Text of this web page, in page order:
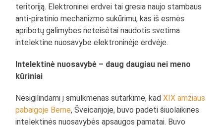
teritoriją. Elektroninei erdvei tai gresia naujo stambaus
anti-piratinio mechanizmo sukūrimu, kas iš esmės
apribotų galimybes neteisėtai naudotis svetima
intelektine nuosavybe elektroninėje erdvėje.
Intelektinė nuosavybė – daug daugiau nei meno
kūriniai
Nesigilindami į smulkmenas sutarkime, kadXIX amžiaus
pabaigoje Berne, Šveicarijoje, buvo padėti šiuolaikinės
intelektinės nuosavybės apsaugos pamatai. Buvo